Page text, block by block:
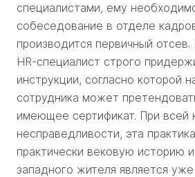
специалистами, ему
собеседование в отделе
производится первичный
HR-специалист строго
инструкции, согласно которой
сотрудника может
имеющее сертификат. При всей
несправедливости, эта
практически вековую историю
западного жителя является